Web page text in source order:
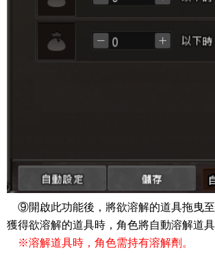
⑨開啟此功能後，將欲溶解的道具拖曳
獲得欲溶解的道具時，角色將自動溶解道具
※溶解道具時，角色需持有溶解劑。